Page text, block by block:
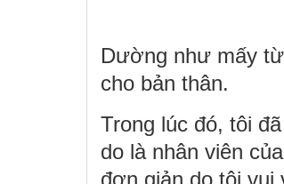
Dường như mấy
cho bản thân.
Trong lúc đó, tôi
do là nhân viên
đơn giản do tôi